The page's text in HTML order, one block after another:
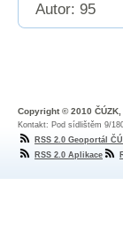
Autor: 95
Copyright © 2010
Kontakt: Pod sídlištěm 9/
RSS 2.0 Geoportál
RSS 2.0 Aplikace